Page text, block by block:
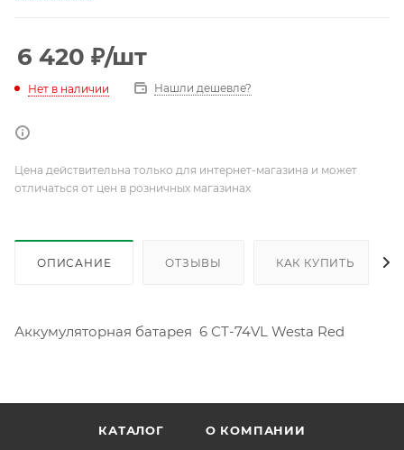
6 420 ₽/шт
Нет в наличии Нашли дешевле?
Цена действительна только для интернет-магазина и может
отличаться от цен в розничных магазинах
ОПИСАНИЕ ОТЗЫВЫ КАК КУПИТЬ
Аккумуляторная батарея 6 СТ-74VL Westa Red
КАТАЛОГ О КОМПАНИИ